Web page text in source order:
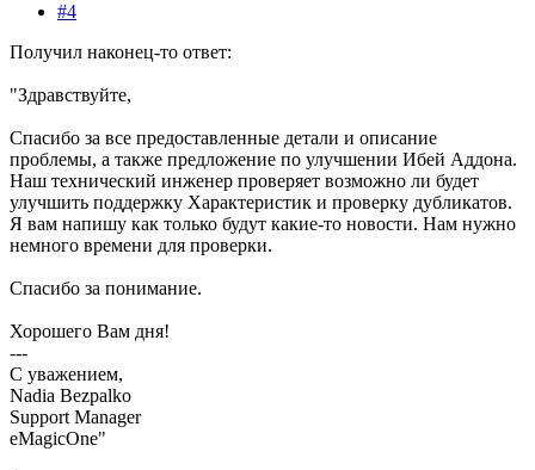
#4
Получил наконец-то ответ:
"Здравствуйте,
Спасибо за все предоставленные детали и описание
проблемы, а также предложение по улучшении Ибей Аддона.
Наш технический инженер проверяет возможно ли будет
улучшить поддержку Характеристик и проверку дубликатов.
Я вам напишу как только будут какие-то новости. Нам нужно
немного времени для проверки.
Спасибо за понимание.
Хорошего Вам дня!
---
С уважением,
Nadia Bezpalko
Support Manager
eMagicOne"